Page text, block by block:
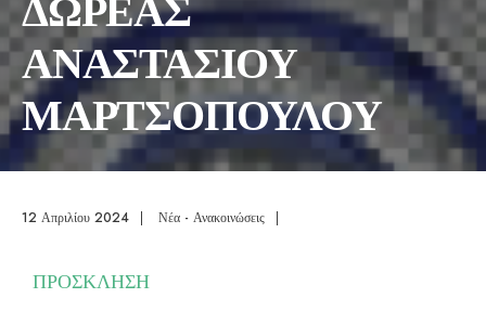
ΑΝΑΣΤΑΣΙΟΥ
ΜΑΡΤΣΟΠΟΥΛΟΥ
12 Απριλίου 2024 | Νέα - Ανακοινώσεις |
ΠΡΟΣΚΛΗΣΗ